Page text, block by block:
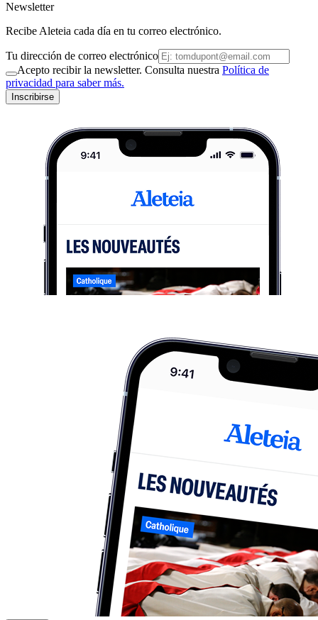
Newsletter
Recibe Aleteia cada día en tu correo electrónico.
Tu dirección de correo electrónico
Acepto recibir la newsletter. Consulta nuestra Política de
privacidad para saber más.
Inscribirse